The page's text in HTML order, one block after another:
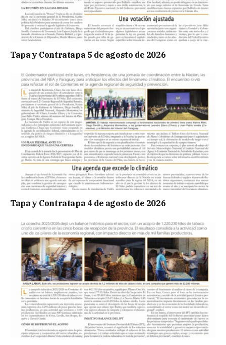
Tapa y Contratapa 5 de agosto de 2026
Tapa y Contratapa 4 de agosto de 2026